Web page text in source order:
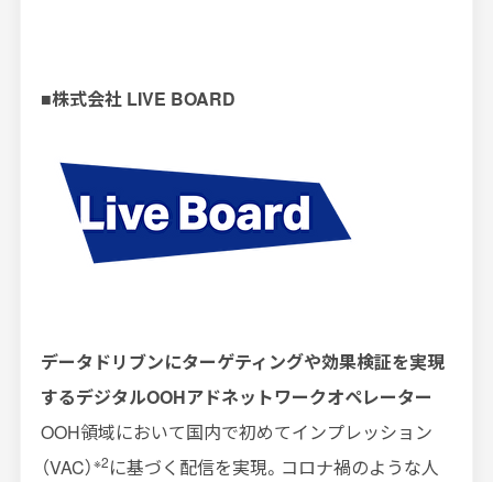
■株式会社LIVE BOARD
データドリブンにターゲティングや効果検証を実現
するデジタルOOHアドネットワークオペレーター
OOH領域において国内で初めてインプレッション
（VAC）※2に基づく配信を実現。コロナ禍のような人